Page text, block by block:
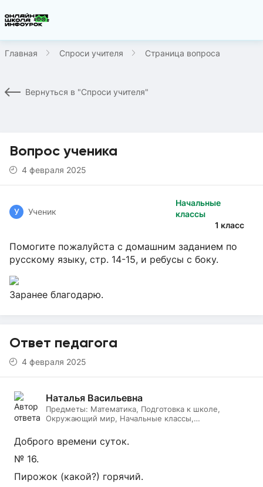
Главная Спроси учителя Страница вопроса
Вернуться в "Спроси учителя"
Вопрос ученика
4 февраля 2025
Начальные
классы
1 класс
У Ученик
Помогите пожалуйста с домашним заданием по
русскому языку, стр. 14-15, и ребусы с боку.
Заранее благодарю.
Ответ педагога
4 февраля 2025
Наталья Васильевна
Предметы: Математика, Подготовка к школе,
Окружающий мир, Начальные классы,
Доброго времени суток.
№ 16.
Пирожок (какой?) горячий.